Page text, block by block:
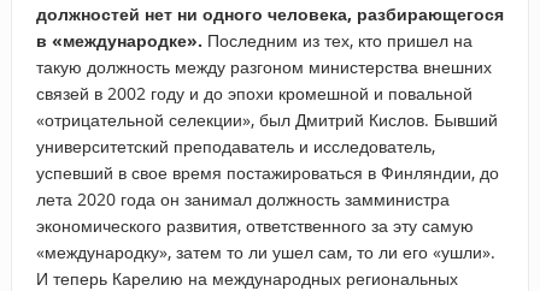
должностей нет ни одного человека, разбирающегося
в «международке». Последним из тех, кто пришел на
такую должность между разгоном министерства внешних
связей в 2002 году и до эпохи кромешной и повальной
«отрицательной селекции», был Дмитрий Кислов. Бывший
университетский преподаватель и исследователь,
успевший в свое время постажироваться в Финляндии, до
лета 2020 года он занимал должность замминистра
экономического развития, ответственного за эту самую
«международку», затем то ли ушел сам, то ли его «ушли».
И теперь Карелию на международных региональных